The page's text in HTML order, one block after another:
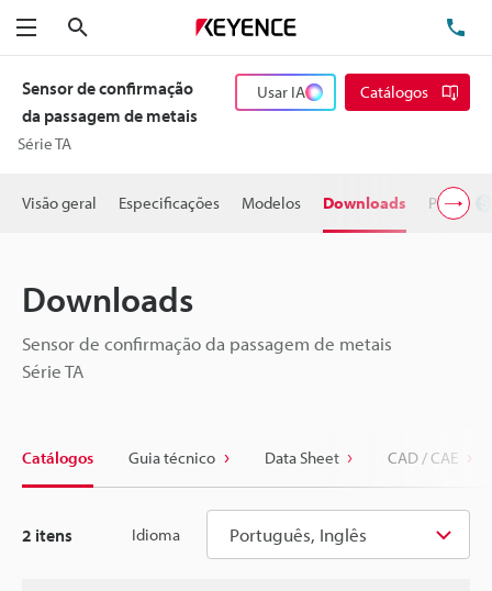
Menu
Sensor de confirmação
da passagem de metais
Série TA
Usar IA Catálogos
Visão geral Especificações Modelos Downloads Preço
Downloads
Sensor de confirmação da passagem de metais
Série TA
Catálogos Guia técnico Data Sheet CAD / CAE
Idioma Português, Inglês
2 itens